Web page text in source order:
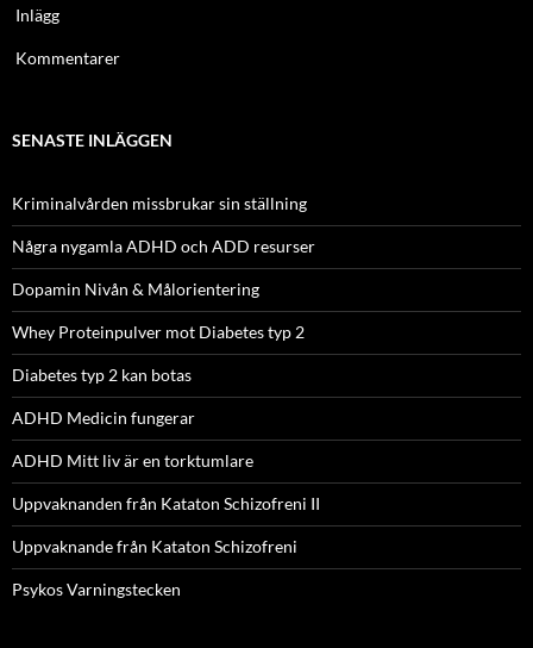
Inlägg
Kommentarer
SENASTE INLÄGGEN
Kriminalvården missbrukar sin ställning
Några nygamla ADHD och ADD resurser
Dopamin Nivån & Målorientering
Whey Proteinpulver mot Diabetes typ 2
Diabetes typ 2 kan botas
ADHD Medicin fungerar
ADHD Mitt liv är en torktumlare
Uppvaknanden från Kataton Schizofreni II
Uppvaknande från Kataton Schizofreni
Psykos Varningstecken